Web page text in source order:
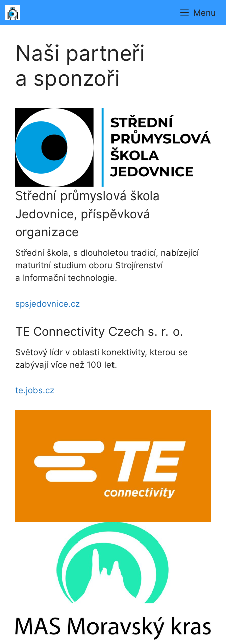
Přeskočit
na
Menu
Naši partneři
a sponzoři
Střední průmyslová škola
Jedovnice, příspěvková
organizace
Střední škola, s dlouholetou tradicí, nabízející
maturitní studium oboru Strojírenství
a Informační technologie.
spsjedovnice.cz
TE Connectivity Czech s. r. o.
Světový lídr v oblasti konektivity, kterou se
zabývají více než 100 let.
te.jobs.cz